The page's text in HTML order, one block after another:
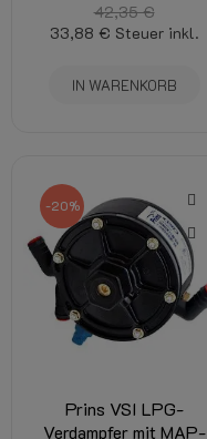
42,35 €
33,88 € Steuer inkl.
IN WARENKORB
-20%
Prins VSI LPG-
Verdampfer mit MAP-